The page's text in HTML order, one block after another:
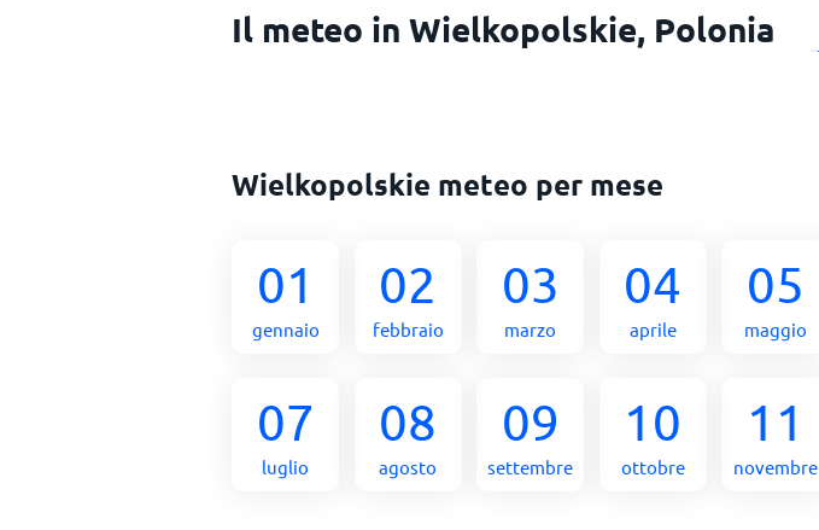
Il meteo in Wielkopolskie, Polonia
Wielkopolskie meteo per mese
01
gennaio
02
febbraio
03
marzo
04
aprile
05
maggio
07
luglio
08
agosto
09
settembre
10
ottobre
11
novembre